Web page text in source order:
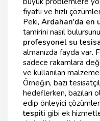
fiyatlı ve hızlı
Peki, Ardahan'da en
tamirini nasıl
profesyonel su
almanızda fayda var.
sadece rakamlara
ve kullanılan
Örneğin, bazı
hedeflerken, bazıları
edip önleyici çözümler
tespiti gibi ek